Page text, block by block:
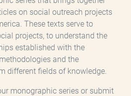
on social outreach projects
These texts serve to
projects, to understand the
established with the
and the
different fields of knowledge.
monographic series or submit